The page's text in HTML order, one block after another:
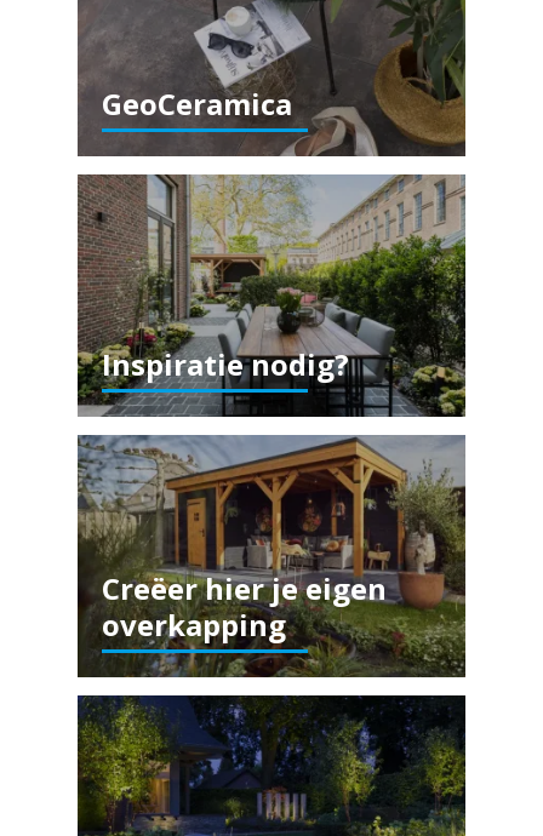
GeoCeramica
Inspiratie nodig?
Creëer hier je eigen
overkapping